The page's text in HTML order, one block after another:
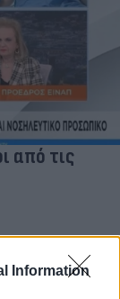
Information
από τις